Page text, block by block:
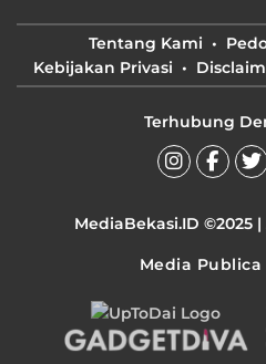
Tentang Kami
Kebijakan Privasi
Terhubung
MediaBekasi.ID ©2025
Media